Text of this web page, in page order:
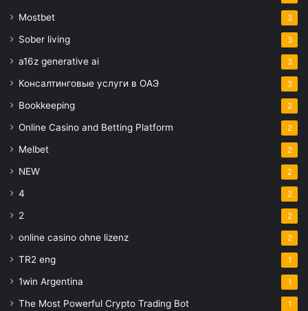
Mostbet 3
Sober living 3
a16z generative ai 3
Консалтинговые услуги в ОАЭ 3
Bookkeeping 2
Online Casino and Betting Platform 2
Melbet 2
NEW 2
4 2
2 2
online casino ohne lizenz 2
TR2 eng 1
1win Argentina 1
The Most Powerful Crypto Trading Bot 1